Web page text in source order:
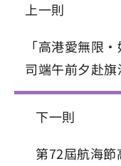
上一則
「高港愛無限
司端午前夕赴
下一則
第72屆航海